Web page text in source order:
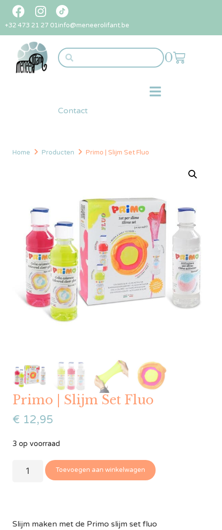
+32 473 21 27 01info@meneerolifant.be
0
Contact
Home Producten Primo | Slijm Set Fluo
Primo | Slijm Set Fluo
€ 12,95
3 op voorraad
Toevoegen aan winkelwagen
Slijm maken met de Primo slijm set fluo